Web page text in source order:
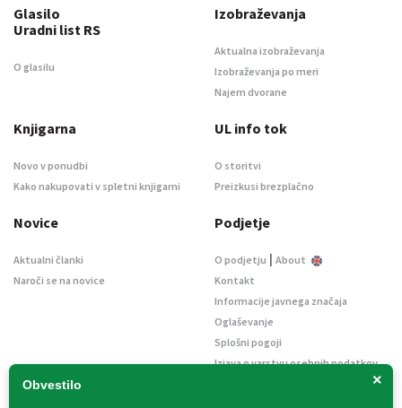
×
Obvestilo
Glasilo
Uradni list RS
O glasilu
Izobraževanja
Aktualna izobraževanja
Izobraževanja po meri
Najem dvorane
Knjigarna
Novo v ponudbi
Kako nakupovati v spletni knjigarni
UL info tok
O storitvi
Preizkusi brezplačno
Novice
Aktualni članki
Naroči se na novice
Podjetje
O podjetju | About
Kontakt
Informacije javnega značaja
Oglaševanje
Splošni pogoji
Izjava o varstvu osebnih podatkov